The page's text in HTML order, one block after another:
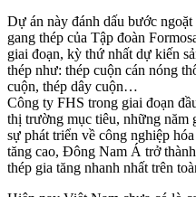
Dự án này đánh dấu bước
gang thép của Tập đoàn
giai đoạn, kỳ thứ nhất dự kiến
thép như: thép cuộn cán nóng
cuộn, thép dây cuộn…
Công ty FHS trong giai đoạn
thị trường mục tiêu, những
sự phát triển về công nghiệp
tăng cao, Đông Nam Á trở
thép gia tăng nhanh nhất trên